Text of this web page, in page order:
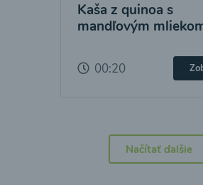
Kaša z quinoa s
mandľovým
00:20
Načítať ďalšie